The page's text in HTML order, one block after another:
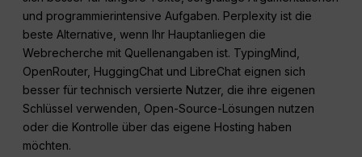
und programmierintensive Aufgaben. Perplexity ist die
beste Alternative, wenn Ihr Hauptanliegen die
Webrecherche mit Quellenangaben ist. TypingMind,
OpenRouter, HuggingChat und LibreChat eignen sich
besser für technisch versierte Nutzer, die ihre eigenen
Schlüssel verwenden, Open-Source-Lösungen nutzen
oder die Kontrolle über das eigene Hosting haben
möchten.